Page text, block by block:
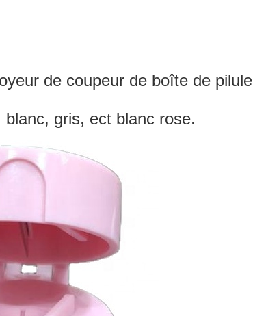
de coupeur de boîte de pilule
gris, ect blanc rose.